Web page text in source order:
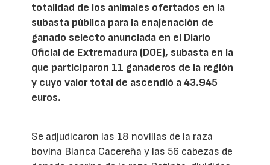
totalidad de los animales ofertados en la
subasta pública para la enajenación de
ganado selecto anunciada en el Diario
Oficial de Extremadura (DOE), subasta en la
que participaron 11 ganaderos de la región
y cuyo valor total de ascendió a 43.945
euros.
Se adjudicaron las 18 novillas de la raza
bovina Blanca Cacereña y las 56 cabezas de